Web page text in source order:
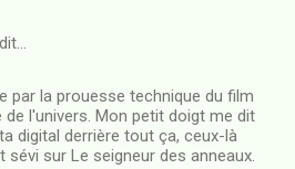
par la prouesse technique du film
de l'univers. Mon petit doigt me dit
digital derrière tout ça, ceux-là
sévi sur Le seigneur des anneaux.